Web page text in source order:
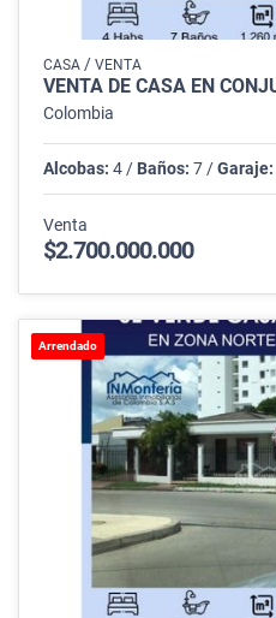
CASA / VENTA
Colombia
Alcobas: 4 / Baños: 7 /Garaje:
Venta
$2.700.000.000
Arrendado